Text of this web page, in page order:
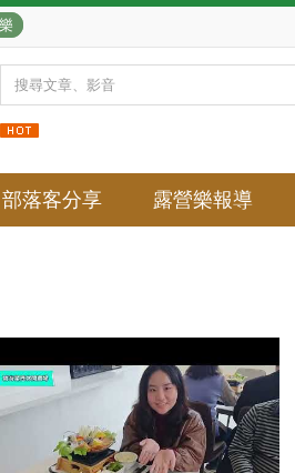
部落客分享 露營樂報導